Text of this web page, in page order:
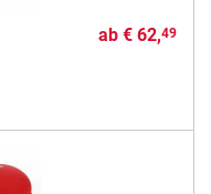
ab € 62,49